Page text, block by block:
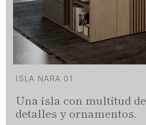
ISLA NARA 01
Una isla con multitud de
detalles y ornamentos.